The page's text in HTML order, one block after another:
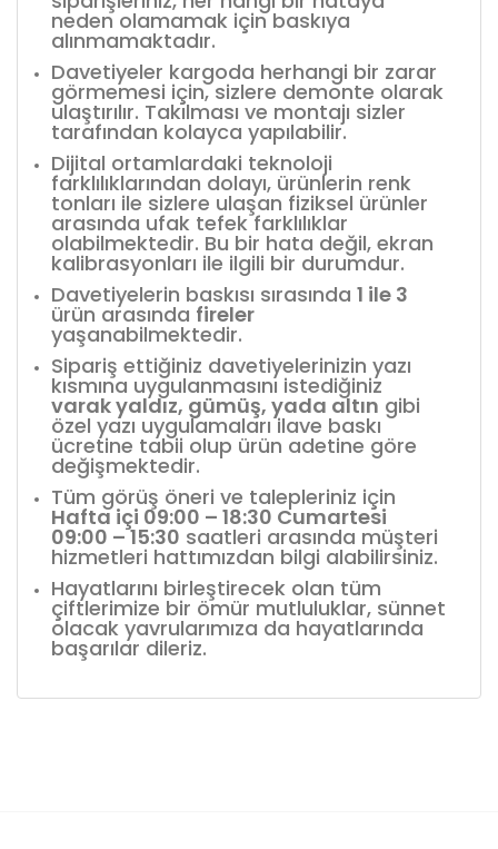
neden olamamak için baskıya
alınmamaktadır.
Davetiyeler kargoda herhangi bir zarar
görmemesi için, sizlere demonte olarak
ulaştırılır. Takılması ve montajı sizler
tarafından kolayca yapılabilir.
Dijital ortamlardaki teknoloji
farklılıklarından dolayı, ürünlerin renk
tonları ile sizlere ulaşan fiziksel ürünler
arasında ufak tefek farklılıklar
olabilmektedir. Bu bir hata değil, ekran
kalibrasyonları ile ilgili bir durumdur.
Davetiyelerin baskısı sırasında 1 ile 3
ürün arasında fireler
yaşanabilmektedir.
Sipariş ettiğiniz davetiyelerinizin yazı
kısmına uygulanmasını istediğiniz
varak yaldız, gümüş, yada altın gibi
özel yazı uygulamaları ilave baskı
ücretine tabii olup ürün adetine göre
değişmektedir.
Tüm görüş öneri ve talepleriniz için
Hafta içi 09:00 – 18:30 Cumartesi
09:00 – 15:30 saatleri arasında müşteri
hizmetleri hattımızdan bilgi alabilirsiniz.
Hayatlarını birleştirecek olan tüm
çiftlerimize bir ömür mutluluklar, sünnet
olacak yavrularımıza da hayatlarında
başarılar dileriz.